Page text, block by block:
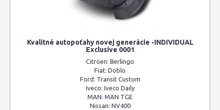
Kvalitné autopoťahy novej generácie -INDIVIDUAL
Exclusive 0001
Citröen: Berlingo
Fiat: Doblo
Ford: Transit Custom
Iveco: Iveco Daily
MAN: MAN TGE
Nissan: NV400